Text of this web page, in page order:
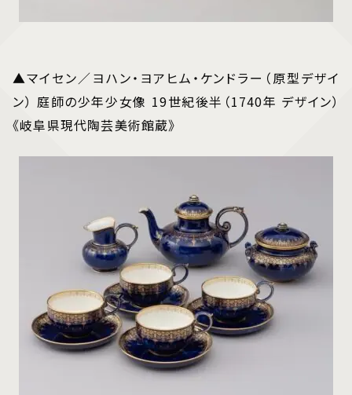
▲マイセン／ヨハン・ヨアヒム・ケンドラー（原型デザイ
ン） 庭師の少年少女像 19世紀後半（1740年 デザイン）
《岐阜県現代陶芸美術館蔵》